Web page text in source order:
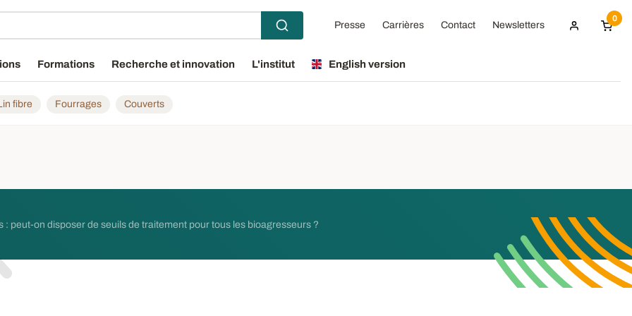
Presse Carrières Contact Newsletters
0
Formations Recherche et innovation L'institut English version
fibre Fourrages Couverts
peut-on disposer de seuils de traitement pour tous les bioagresseurs ?